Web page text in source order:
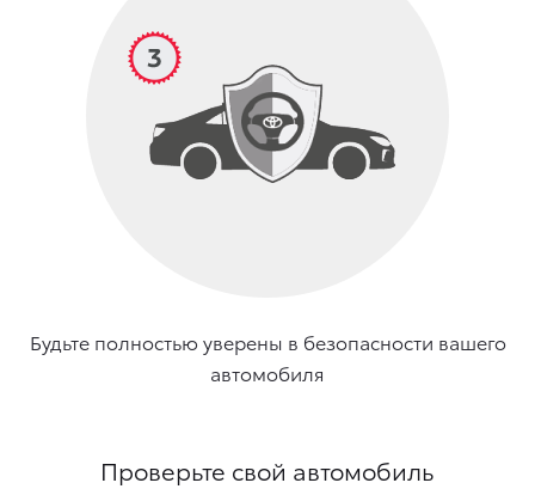
Будьте полностью уверены в безопасности вашего
автомобиля
Проверьте свой автомобиль